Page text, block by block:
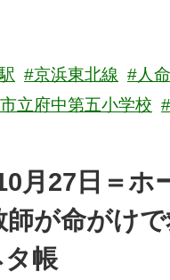
#京浜東北線 #人
立府中第五小学校
月27日＝ホ
が命がけ
タ帳